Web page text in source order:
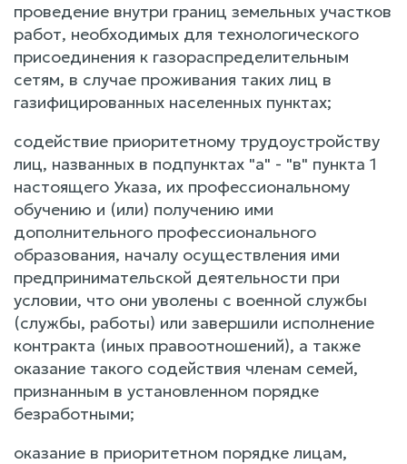
проведение внутри границ земельных участков
работ, необходимых для технологического
присоединения к газораспределительным
сетям, в случае проживания таких лиц в
газифицированных населенных пунктах;
содействие приоритетному трудоустройству
лиц, названных в подпунктах "а" - "в" пункта 1
настоящего Указа, их профессиональному
обучению и (или) получению ими
дополнительного профессионального
образования, началу осуществления ими
предпринимательской деятельности при
условии, что они уволены с военной службы
(службы, работы) или завершили исполнение
контракта (иных правоотношений), а также
оказание такого содействия членам семей,
признанным в установленном порядке
безработными;
оказание в приоритетном порядке лицам,